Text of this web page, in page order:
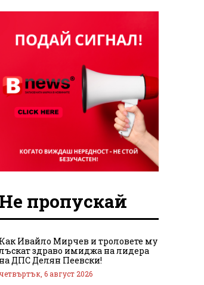
Не пропускай
Как Ивайло Мирчев и троловете му
здраво имиджа на лидера
на ДПС Делян Пеевски!
6 август 2026